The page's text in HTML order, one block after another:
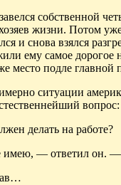
собственной
жизни. Потом
и снова взялся
ему самое
место подле главной
ситуации
вопрос:
делать на работе?
— ответил он. —